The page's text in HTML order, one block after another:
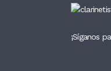
¡Síganos